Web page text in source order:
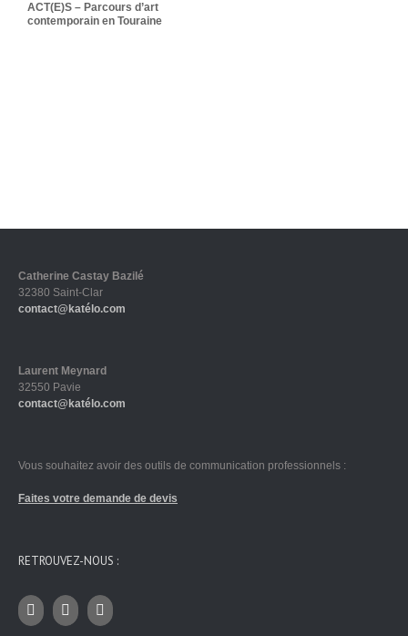
ACT(E)S – Parcours d’art
contemporain en Touraine
Catherine Castay Bazilé
32380 Saint-Clar
contact@katélo.com
Laurent Meynard
32550 Pavie
contact@katélo.com
Vous souhaitez avoir des outils de communication professionnels :
Faites votre demande de devis
RETROUVEZ-NOUS :